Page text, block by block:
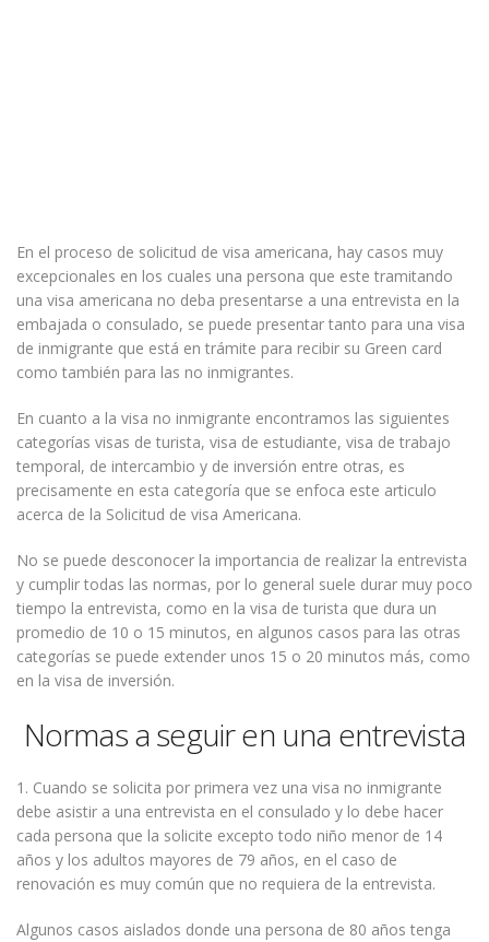
En el proceso de solicitud de visa americana, hay casos muy
excepcionales en los cuales una persona que este tramitando
una visa americana no deba presentarse a una entrevista en la
embajada o consulado, se puede presentar tanto para una visa
de inmigrante que está en trámite para recibir su Green card
como también para las no inmigrantes.
En cuanto a la visa no inmigrante encontramos las siguientes
categorías visas de turista, visa de estudiante, visa de trabajo
temporal, de intercambio y de inversión entre otras, es
precisamente en esta categoría que se enfoca este articulo
acerca de la Solicitud de visa Americana.
No se puede desconocer la importancia de realizar la entrevista
y cumplir todas las normas, por lo general suele durar muy poco
tiempo la entrevista, como en la visa de turista que dura un
promedio de 10 o 15 minutos, en algunos casos para las otras
categorías se puede extender unos 15 o 20 minutos más, como
en la visa de inversión.
Normas a seguir en una entrevista
1. Cuando se solicita por primera vez una visa no inmigrante
debe asistir a una entrevista en el consulado y lo debe hacer
cada persona que la solicite excepto todo niño menor de 14
años y los adultos mayores de 79 años, en el caso de
renovación es muy común que no requiera de la entrevista.
Algunos casos aislados donde una persona de 80 años tenga